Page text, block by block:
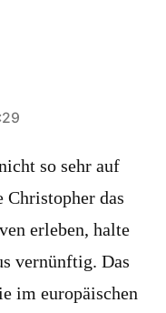
so sehr auf
das
erleben, halte
vernünftig. Das
im europäischen